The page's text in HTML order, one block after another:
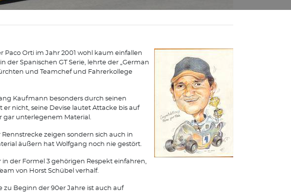
Orti im Jahr 2001 wohl kaum einfallen
der Spanischen GT Serie, lehrte der „German
und Teamchef und Fahrerkollege
Kaufmann besonders durch seinen
nicht, seine Devise lautet Attacke bis auf
gar unterlegenem Material.
zeigen sondern sich auch in
äußern hat Wolfgang noch nie gestört.
der Formel 3 gehörigen Respekt einfahren,
von Horst Schübel verhalf.
zu Beginn der 90er Jahre ist auch auf